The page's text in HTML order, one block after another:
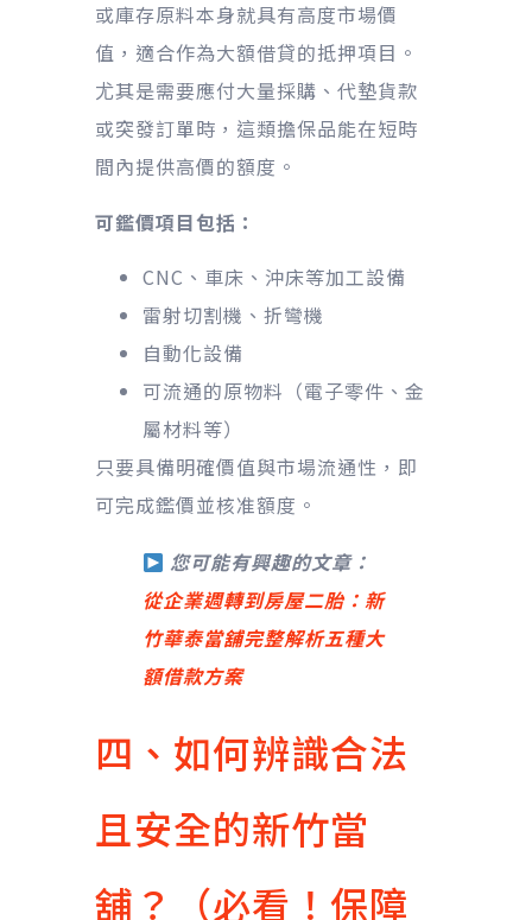
或庫存原料本身就具有高度市場價
值，適合作為大額借貸的抵押項目。
尤其是需要應付大量採購、代墊貨款
或突發訂單時，這類擔保品能在短時
間內提供高價的額度。
可鑑價項目包括：
CNC、車床、沖床等加工設備
雷射切割機、折彎機
自動化設備
可流通的原物料（電子零件、金
屬材料等）
只要具備明確價值與市場流通性，即
可完成鑑價並核准額度。
您可能有興趣的文章：
從企業週轉到房屋二胎：新
竹華泰當舖完整解析五種大
額借款方案
四、如何辨識合法
且安全的新竹當
舖？（必看！保障